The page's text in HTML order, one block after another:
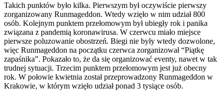
Takich punktów było kilka. Pierwszym był oczywiście pierwszy
zorganizowany Runmageddon. Wtedy wzięło w nim udział 800
osób. Kolejnym punktem przełomowym był ubiegły rok i panika
związana z pandemią koronawirusa. W czerwcu miało miejsce
pierwsze poluzowanie obostrzeń. Biegi nie były wtedy dozwolone,
więc Runmageddon na początku czerwca zorganizował “Piątkę
zapaśnika”. Pokazało to, że da się organizować eventy, nawet w tak
trudnej sytuacji. Trzecim punktem przełomowym jest już obecny
rok. W połowie kwietnia został przeprowadzony Runmageddon w
Krakowie, w którym wzięło udział ponad 3 tysiące osób.